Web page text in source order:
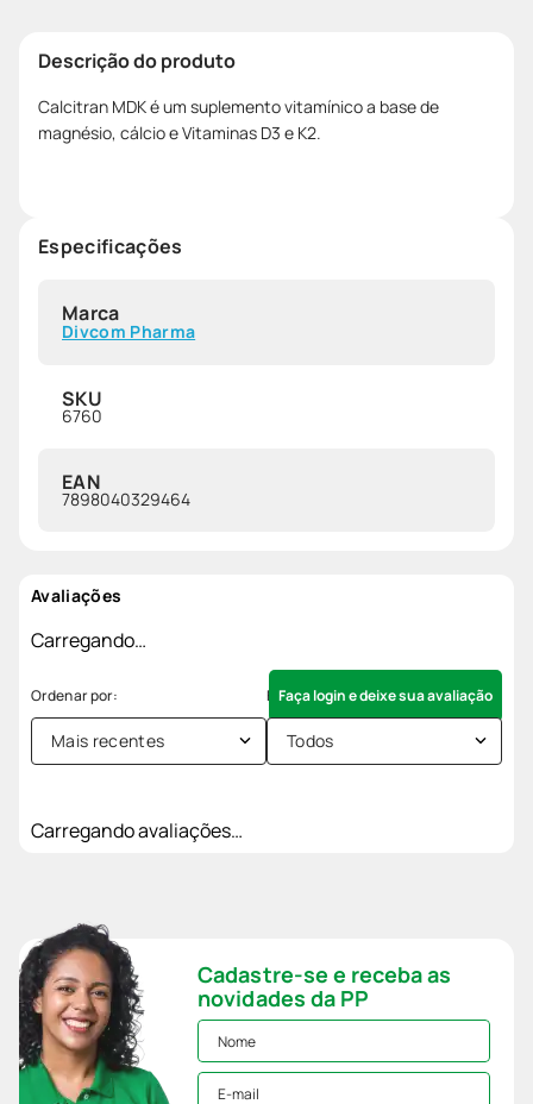
Descrição do produto
Calcitran MDK é um suplemento vitamínico a base de
magnésio, cálcio e Vitaminas D3 e K2.
Especificações
Marca
Divcom Pharma
SKU
6760
EAN
7898040329464
Avaliações
Carregando…
Faça login e deixe sua avaliação
Mais recentes Todos
Carregando avaliações…
Cadastre-se e receba as
novidades da PP